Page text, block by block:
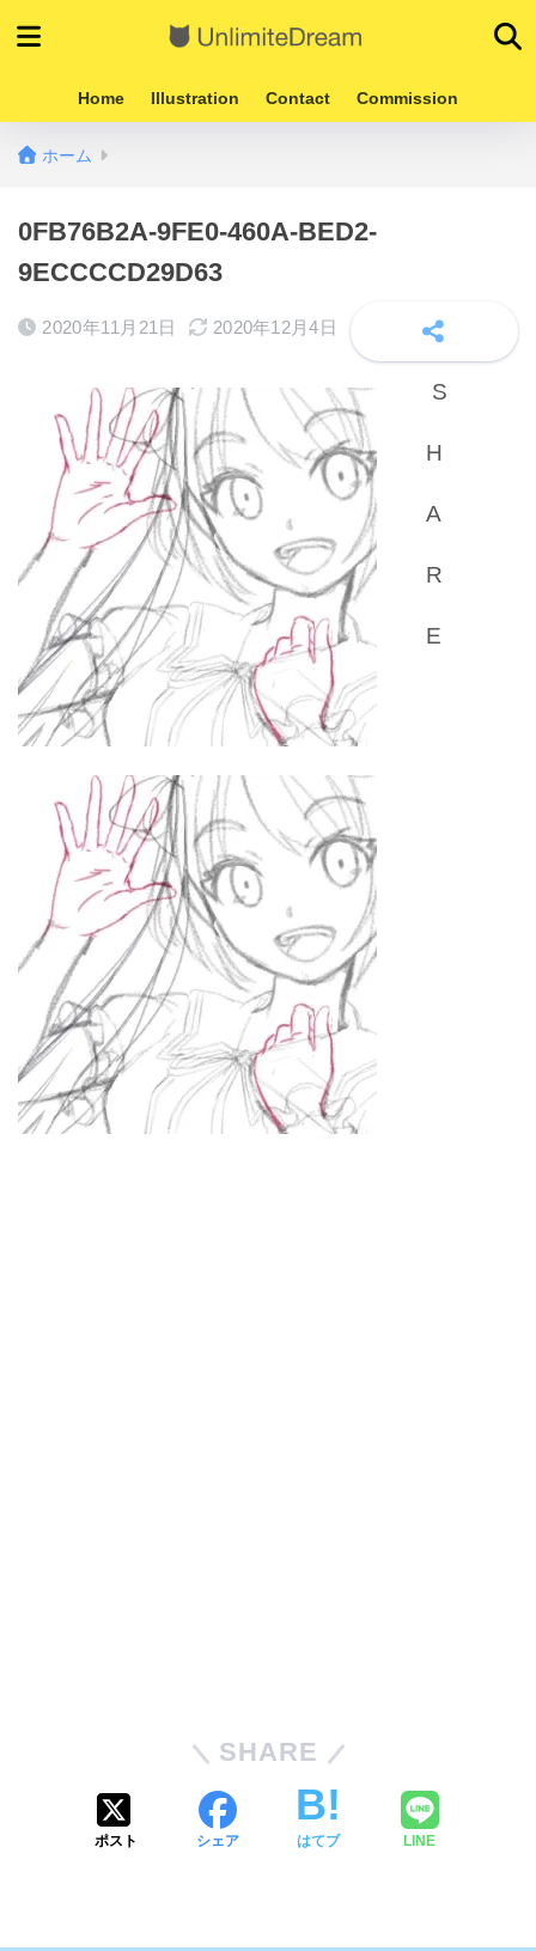
Home Illustration Contact Commission
ホーム
0FB76B2A-9FE0-460A-BED2-
9ECCCCD29D63
2020年11月21日 2020年12月4日
SHARE
ポスト シェア はてブ LINE